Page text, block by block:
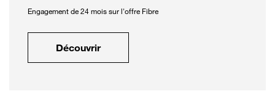
Engagement de 24 mois sur l'offre Fibre
Découvrir